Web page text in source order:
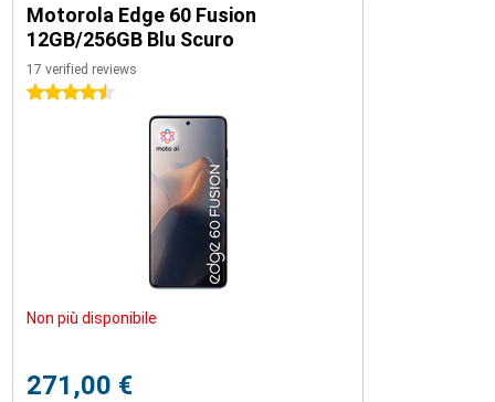
Motorola Edge 60 Fusion
12GB/256GB Blu Scuro
17 verified reviews
4.5 stars
Non più disponibile
271,00 €